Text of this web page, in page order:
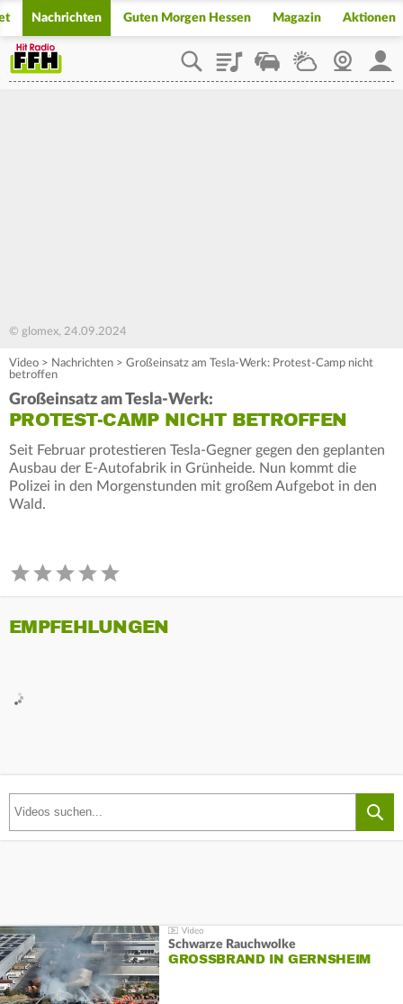
Nachrichten Guten Morgen Hessen Magazin Aktionen
PlaylistStaupilotWetterWebcam
© glomex, 24.09.2024
Video > Nachrichten > Großeinsatz am Tesla-Werk: Protest-Camp nicht
betroffen
Großeinsatz am Tesla-Werk:
PROTEST-CAMP NICHT BETROFFEN
Seit Februar protestieren Tesla-Gegner gegen den geplanten
Ausbau der E-Autofabrik in Grünheide. Nun kommt die
Polizei in den Morgenstunden mit großem Aufgebot in den
Wald.
EMPFEHLUNGEN
Schwarze Rauchwolke
GROSSBRAND IN GERNSHEIM